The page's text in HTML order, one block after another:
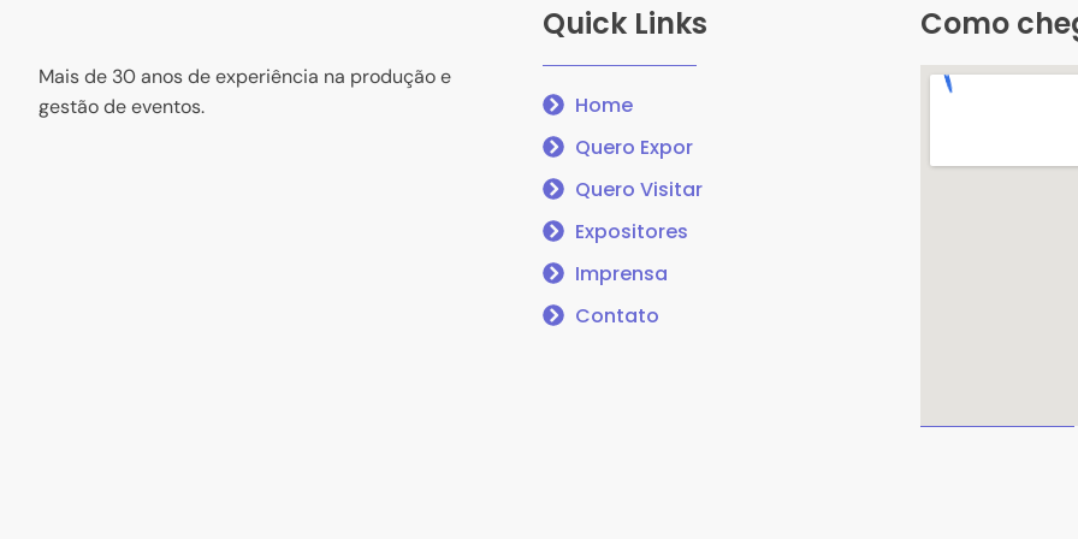
Mais de 30 anos de experiência na produção e
gestão de eventos.
Quick Links
Home
Quero Expor
Quero Visitar
Expositores
Imprensa
Contato
Como